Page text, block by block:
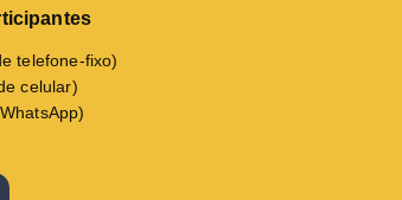
telefone-fixo)
celular)